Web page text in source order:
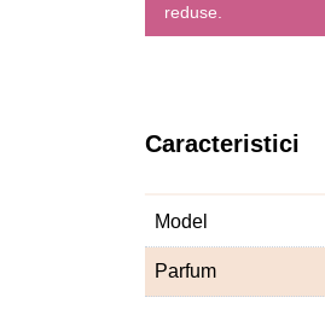
reduse.
Caracteristici
Model
Parfum